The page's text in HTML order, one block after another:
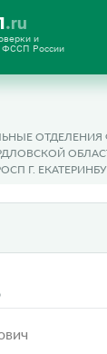
.ru
и
ФССП России
ОТДЕЛЕНИЯ
Г.